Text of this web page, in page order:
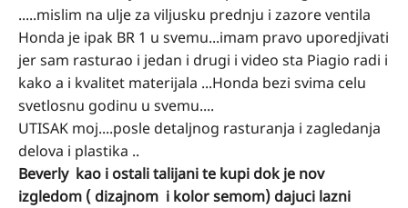
.....mislim na ulje za viljusku prednju i zazore ventila
Honda je ipak BR 1 u svemu...imam pravo uporedjivati
jer sam rasturao i jedan i drugi i video sta Piagio radi i
kako a i kvalitet materijala ...Honda bezi svima celu
svetlosnu godinu u svemu....
UTISAK moj....posle detaljnog rasturanja i zagledanja
delova i plastika ..
Beverly kao i ostali talijani te kupi dok je nov
izgledom ( dizajnom i kolor semom) dajuci lazni